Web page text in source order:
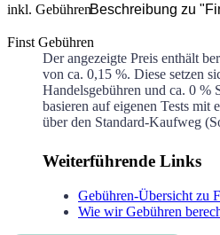
inkl. GebührenBeschreibung zu
Finst Gebühren
Der angezeigte Preis enthält
von ca. 0,15 %. Diese setzen
Handelsgebühren und ca. 0 %
basieren auf eigenen Tests
über den Standard-Kaufweg
Weiterführende Links
Gebühren-Übersicht zu
Wie wir Gebühren